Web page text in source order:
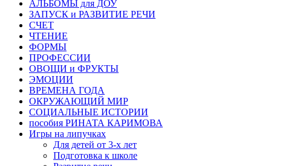
АЛЬБОМЫ для ДОУ
ЗАПУСК и РАЗВИТИЕ РЕЧИ
СЧЕТ
ЧТЕНИЕ
ФОРМЫ
ПРОФЕССИИ
ОВОЩИ и ФРУКТЫ
ЭМОЦИИ
ВРЕМЕНА ГОДА
ОКРУЖАЮЩИЙ МИР
СОЦИАЛЬНЫЕ ИСТОРИИ
пособия РИНАТА КАРИМОВА
Игры на липучках
Для детей от 3-х лет
Подготовка к школе